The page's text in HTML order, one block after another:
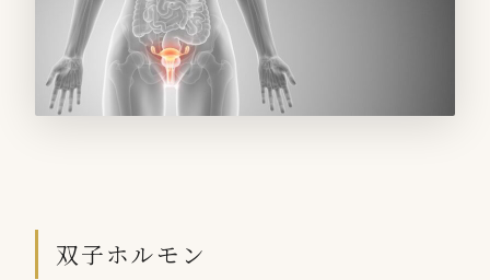
双子ホルモン